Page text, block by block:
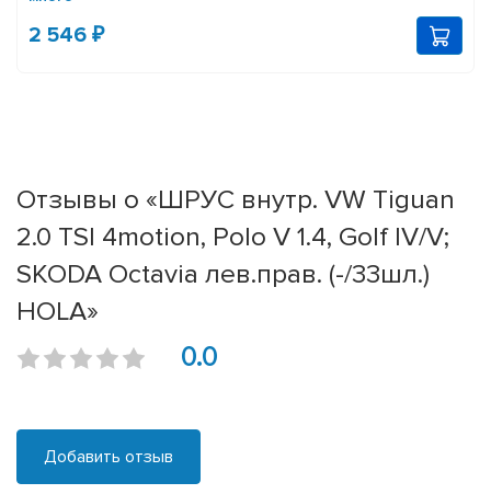
2 546 ₽
Отзывы о «ШРУС внутр. VW Tiguan
2.0 TSI 4motion, Polo V 1.4, Golf IV/V;
SKODA Octavia лев.прав. (-/33шл.)
HOLA»
0.0
Добавить отзыв